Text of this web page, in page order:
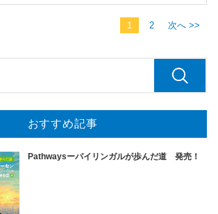
1 2 次へ >>
おすすめ記事
Pathwaysーバイリンガルが歩んだ道 発売！